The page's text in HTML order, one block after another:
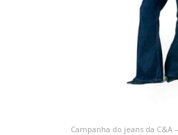
Campanha do jeans da C&A